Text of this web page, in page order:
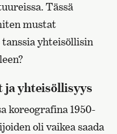
Tässä
mustat
yhteisöllisin
yhteisöllisyys
koreografina 1950-
oli vaikea saada